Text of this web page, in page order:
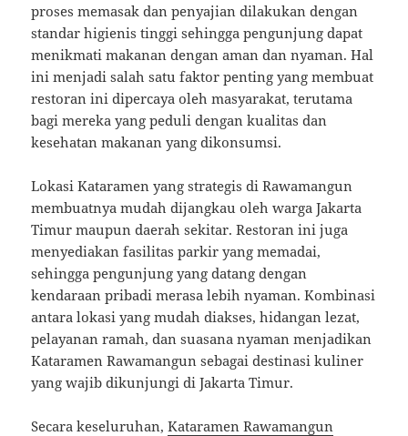
proses memasak dan penyajian dilakukan dengan
standar higienis tinggi sehingga pengunjung dapat
menikmati makanan dengan aman dan nyaman. Hal
ini menjadi salah satu faktor penting yang membuat
restoran ini dipercaya oleh masyarakat, terutama
bagi mereka yang peduli dengan kualitas dan
kesehatan makanan yang dikonsumsi.
Lokasi Kataramen yang strategis di Rawamangun
membuatnya mudah dijangkau oleh warga Jakarta
Timur maupun daerah sekitar. Restoran ini juga
menyediakan fasilitas parkir yang memadai,
sehingga pengunjung yang datang dengan
kendaraan pribadi merasa lebih nyaman. Kombinasi
antara lokasi yang mudah diakses, hidangan lezat,
pelayanan ramah, dan suasana nyaman menjadikan
Kataramen Rawamangun sebagai destinasi kuliner
yang wajib dikunjungi di Jakarta Timur.
Secara keseluruhan,Kataramen Rawamangun